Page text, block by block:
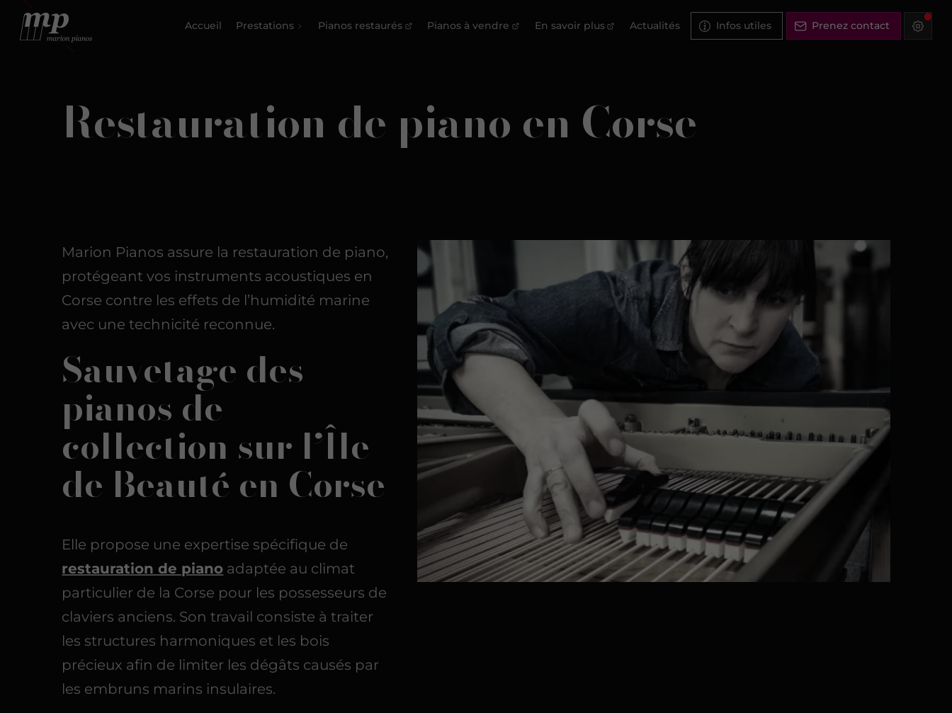
Accueil Prestations Pianos restaurés Pianos à vendre En savoir plus Actualités Infos utiles Prenez contact
Restauration de piano en Corse
Marion Pianos assure la restauration de piano,
protégeant vos instruments acoustiques en
Corse contre les effets de l’humidité marine
avec une technicité reconnue.
Sauvetage des
pianos de
collection sur l’Île
de Beauté en Corse
Elle propose une expertise spécifique de
restauration de piano adaptée au climat
particulier de la Corse pour les possesseurs de
claviers anciens. Son travail consiste à traiter
les structures harmoniques et les bois
précieux afin de limiter les dégâts causés par
les embruns marins insulaires.